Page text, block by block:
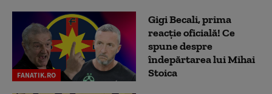
FANATIK.RO
Gigi Becali, prima
reacție oficială! Ce
spune despre
îndepărtarea lui Mihai
Stoica